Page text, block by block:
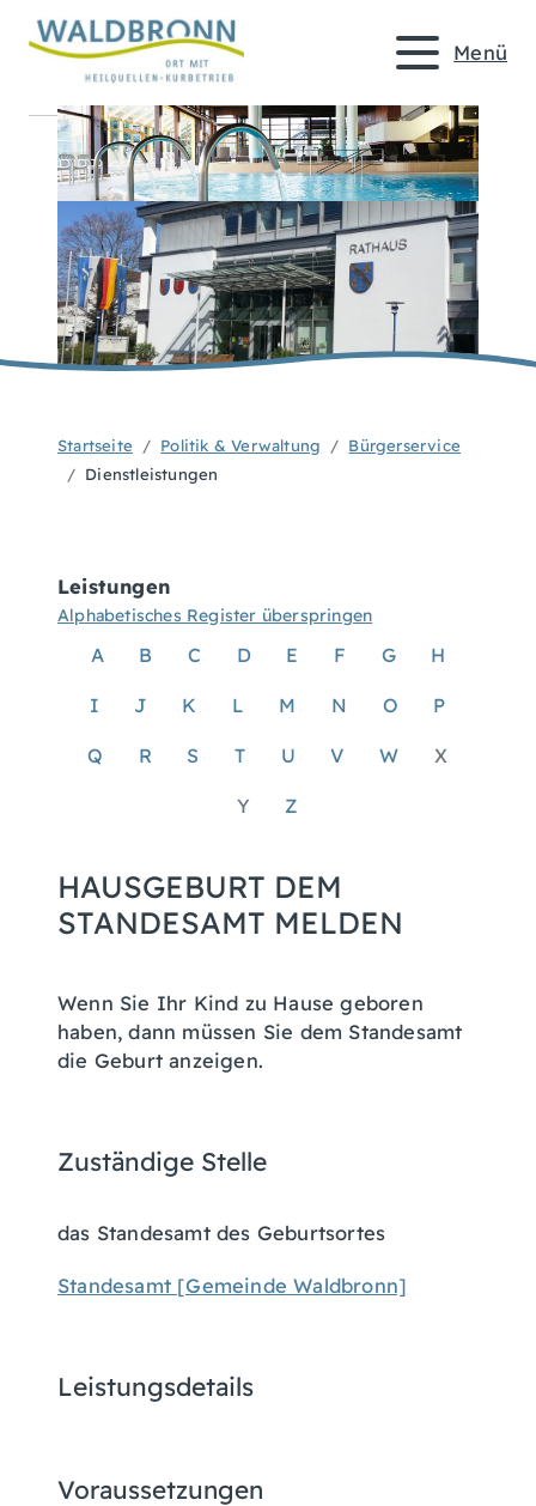
Menü
Startseite Politik & Verwaltung
Bürgerservice
Dienstleistungen
Leistungen
Alphabetisches Register überspringen
A B C D E F G H
I J K L M N O P
Q R S T U V W X
Y Z
HAUSGEBURT DEM
STANDESAMT MELDEN
Wenn Sie Ihr Kind zu Hause geboren
haben, dann müssen Sie dem Standesamt
die Geburt anzeigen.
Zuständige Stelle
das Standesamt des Geburtsortes
Standesamt [Gemeinde Waldbronn]
Leistungsdetails
Voraussetzungen